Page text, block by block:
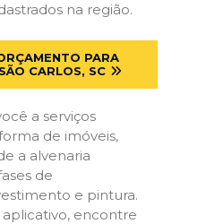
na região.
PARA
CARLOS, SC
a serviços
de imóveis,
a alvenaria
de
e pintura.
aplicativo, encontre